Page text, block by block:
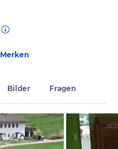
Merken
Bilder Fragen